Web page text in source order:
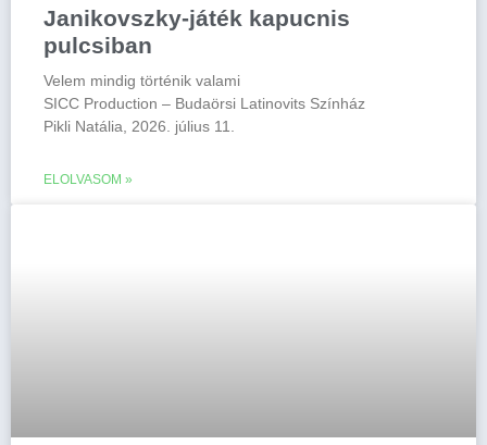
Janikovszky-játék kapucnis
pulcsiban
Velem mindig történik valami
SICC Production – Budaörsi Latinovits Színház
Pikli Natália, 2026. július 11.
ELOLVASOM »